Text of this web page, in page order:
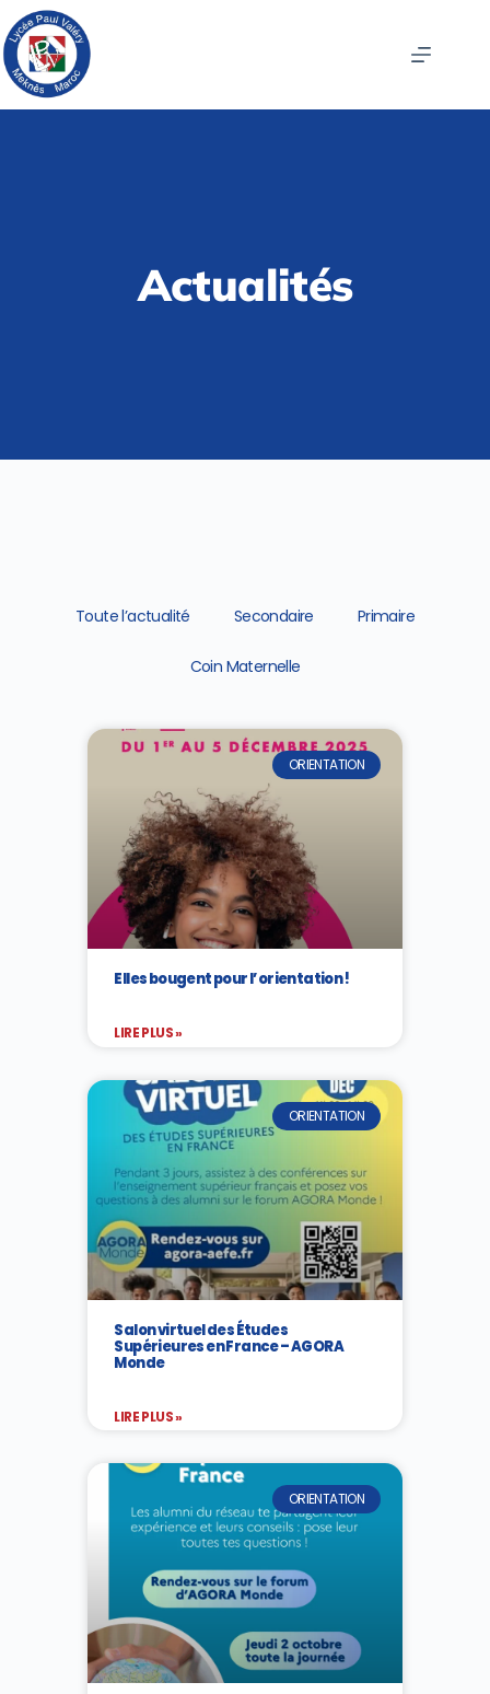
Actualités
Toute l’actualité Secondaire Primaire
Coin Maternelle
ORIENTATION
Elles bougent pour l’orientation !
LIRE PLUS »
ORIENTATION
Salon virtuel des Études
Supérieures en France – AGORA
Monde
LIRE PLUS »
ORIENTATION